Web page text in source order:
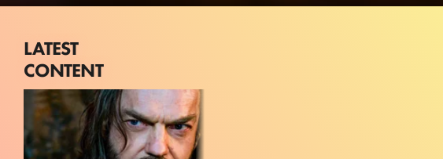
LATEST
CONTENT